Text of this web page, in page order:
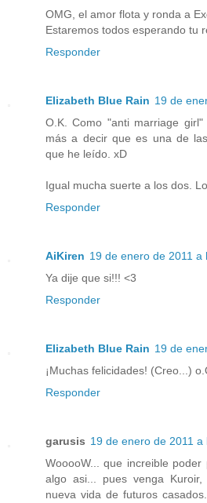
OMG, el amor flota y ronda a
Estaremos todos esperando tu
Responder
Elizabeth Blue Rain 19 de
O.K. Como "anti marriage
más a decir que es una de
que he leído. xD
Igual mucha suerte a los dos.
Responder
AiKiren 19 de enero de 2011 a
Ya dije que si!!! <3
Responder
Elizabeth Blue Rain 19 de
¡Muchas felicidades! (Creo...)
Responder
garusis 19 de enero de 2011 a
WooooW... que increible
algo asi... pues venga
nueva vida de futuros